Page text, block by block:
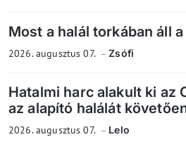
Most a halál torkában áll
2026. augusztus 07. Zsófi
Hatalmi harc alakult ki az
az alapító halálát
2026. augusztus 07. Lelo